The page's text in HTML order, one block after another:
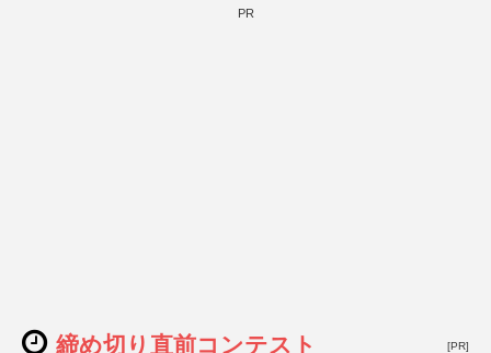
PR
締め切り直前コンテスト [PR]